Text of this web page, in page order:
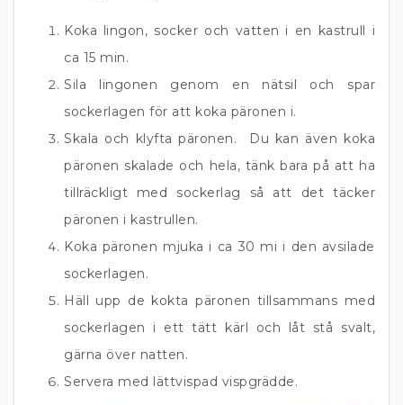
Koka lingon, socker och vatten i en kastrull i
ca 15 min.
Sila lingonen genom en nätsil och spar
sockerlagen för att koka päronen i.
Skala och klyfta päronen. Du kan även koka
päronen skalade och hela, tänk bara på att ha
tillräckligt med sockerlag så att det täcker
päronen i kastrullen.
Koka päronen mjuka i ca 30 mi i den avsilade
sockerlagen.
Häll upp de kokta päronen tillsammans med
sockerlagen i ett tätt kärl och låt stå svalt,
gärna över natten.
Servera med lättvispad vispgrädde.